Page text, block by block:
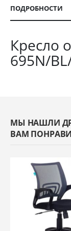
ПОДРОБНОСТИ
Кресло
695N/
МЫ НАШЛИ
ВАМ